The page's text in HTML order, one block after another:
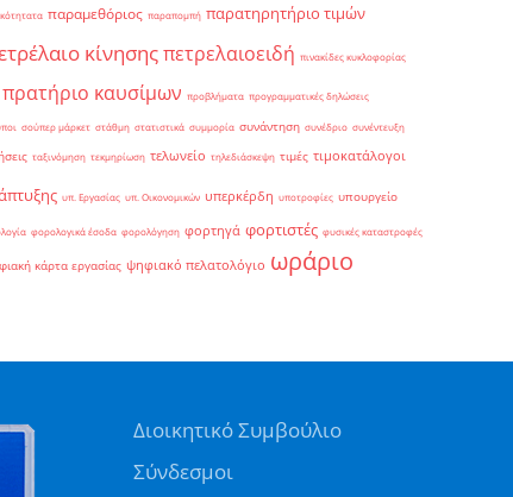
παραμεθόριος παραπομπή παρατηρητήριο τιμών
κίνησηςπετρελαιοειδή πινακίδες κυκλοφορίας
πρατήριο καυσίμων προβλήματα προγραμματικές δηλώσεις
σούπερ μάρκετ στάθμη στατιστικά συμμορία συνάντηση συνέδριο συνέντευξη
ταξινόμηση τεκμηρίωση τελωνείο τηλεδιάσκεψη τιμές τιμοκατάλογοι
υπ. Εργασίας υπ. Οικονομικών υπερκέρδη υποτροφίες υπουργείο
φορολογικά έσοδα φορολόγηση φορτηγά φορτιστές φυσικές καταστροφές
κάρτα εργασίας ψηφιακό πελατολόγιο ωράριο
Διοικητικό Συμβούλιο
Σύνδεσμοι